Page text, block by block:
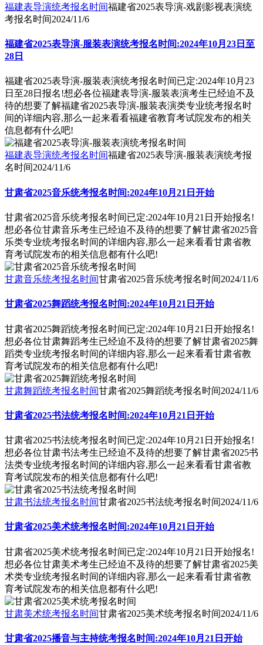
福建表导演统考报名时间福建省2025表导演-戏剧影视表演统
考报名时间2024/11/6
福建省2025表导演-服装表演统考报名时间:2024年10月23日至
28日
福建省2025表导演-服装表演统考报名时间已定:2024年10月23
日至28日报名!想必各位福建表导演-服装表演考生已经迫不及
待的想要了解福建省2025表导演-服装表演类专业统考报名时
间的详细内容,那么一起来看看福建省教育考试院发布的相关
信息都有什么吧!
福建表导演统考报名时间福建省2025表导演-服装表演统考报
名时间2024/11/6
甘肃省2025音乐统考报名时间:2024年10月21日开始
甘肃省2025音乐统考报名时间已定:2024年10月21日开始报名!
想必各位甘肃音乐考生已经迫不及待的想要了解甘肃省2025音
乐类专业统考报名时间的详细内容,那么一起来看看甘肃省教
育考试院发布的相关信息都有什么吧!
甘肃音乐统考报名时间甘肃省2025音乐统考报名时间2024/11/6
甘肃省2025舞蹈统考报名时间:2024年10月21日开始
甘肃省2025舞蹈统考报名时间已定:2024年10月21日开始报名!
想必各位甘肃舞蹈考生已经迫不及待的想要了解甘肃省2025舞
蹈类专业统考报名时间的详细内容,那么一起来看看甘肃省教
育考试院发布的相关信息都有什么吧!
甘肃舞蹈统考报名时间甘肃省2025舞蹈统考报名时间2024/11/6
甘肃省2025书法统考报名时间:2024年10月21日开始
甘肃省2025书法统考报名时间已定:2024年10月21日开始报名!
想必各位甘肃书法考生已经迫不及待的想要了解甘肃省2025书
法类专业统考报名时间的详细内容,那么一起来看看甘肃省教
育考试院发布的相关信息都有什么吧!
甘肃书法统考报名时间甘肃省2025书法统考报名时间2024/11/6
甘肃省2025美术统考报名时间:2024年10月21日开始
甘肃省2025美术统考报名时间已定:2024年10月21日开始报名!
想必各位甘肃美术考生已经迫不及待的想要了解甘肃省2025美
术类专业统考报名时间的详细内容,那么一起来看看甘肃省教
育考试院发布的相关信息都有什么吧!
甘肃美术统考报名时间甘肃省2025美术统考报名时间2024/11/6
甘肃省2025播音与主持统考报名时间:2024年10月21日开始